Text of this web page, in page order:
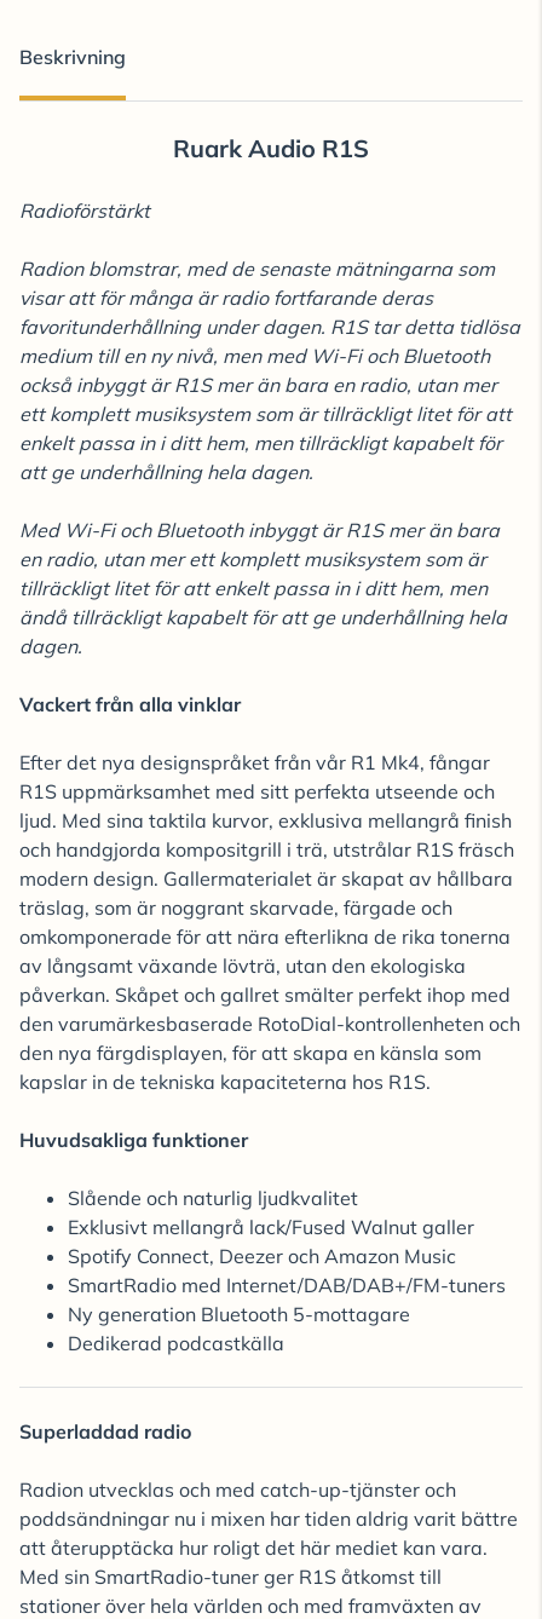
Beskrivning
Ruark Audio R1S
Radioförstärkt
Radion blomstrar, med de senaste mätningarna som
visar att för många är radio fortfarande deras
favoritunderhållning under dagen. R1S tar detta tidlösa
medium till en ny nivå, men med Wi-Fi och Bluetooth
också inbyggt är R1S mer än bara en radio, utan mer
ett komplett musiksystem som är tillräckligt litet för att
enkelt passa in i ditt hem, men tillräckligt kapabelt för
att ge underhållning hela dagen.
Med Wi-Fi och Bluetooth inbyggt är R1S mer än bara
en radio, utan mer ett komplett musiksystem som är
tillräckligt litet för att enkelt passa in i ditt hem, men
ändå tillräckligt kapabelt för att ge underhållning hela
dagen.
Vackert från alla vinklar
Efter det nya designspråket från vår R1 Mk4, fångar
R1S uppmärksamhet med sitt perfekta utseende och
ljud. Med sina taktila kurvor, exklusiva mellangrå finish
och handgjorda kompositgrill i trä, utstrålar R1S fräsch
modern design. Gallermaterialet är skapat av hållbara
träslag, som är noggrant skarvade, färgade och
omkomponerade för att nära efterlikna de rika tonerna
av långsamt växande lövträ, utan den ekologiska
påverkan. Skåpet och gallret smälter perfekt ihop med
den varumärkesbaserade RotoDial-kontrollenheten och
den nya färgdisplayen, för att skapa en känsla som
kapslar in de tekniska kapaciteterna hos R1S.
Huvudsakliga funktioner
Slående och naturlig ljudkvalitet
Exklusivt mellangrå lack/Fused Walnut galler
Spotify Connect, Deezer och Amazon Music
SmartRadio med Internet/DAB/DAB+/FM-tuners
Ny generation Bluetooth 5-mottagare
Dedikerad podcastkälla
Superladdad radio
Radion utvecklas och med catch-up-tjänster och
poddsändningar nu i mixen har tiden aldrig varit bättre
att återupptäcka hur roligt det här mediet kan vara.
Med sin SmartRadio-tuner ger R1S åtkomst till
stationer över hela världen och med framväxten av